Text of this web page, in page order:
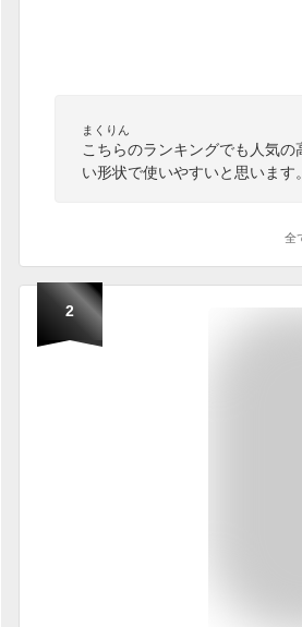
まくりん
こちらのランキングでも人気
い形状で使いやすいと思います
全
2